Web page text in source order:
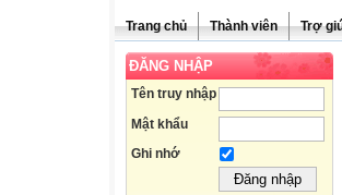
Trang chủ Thành viên Trợ
ĐĂNG NHẬP
Tên truy nhập
Mật khẩu
Ghi nhớ